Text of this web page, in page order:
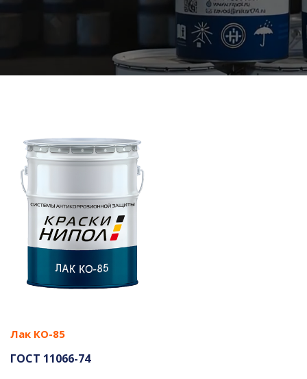
Лак КО-85
ГОСТ 11066-74